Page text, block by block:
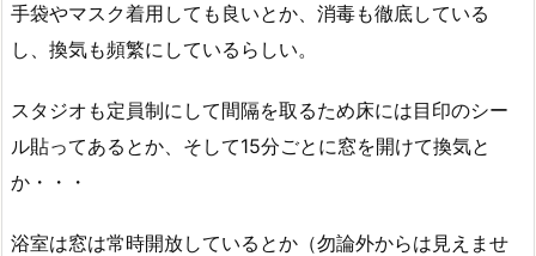
手袋やマスク着用しても良いとか、消毒も徹底している
し、換気も頻繁にしているらしい。
スタジオも定員制にして間隔を取るため床には目印のシー
ル貼ってあるとか、そして15分ごとに窓を開けて換気と
か・・・
浴室は窓は常時開放しているとか（勿論外からは見えませ